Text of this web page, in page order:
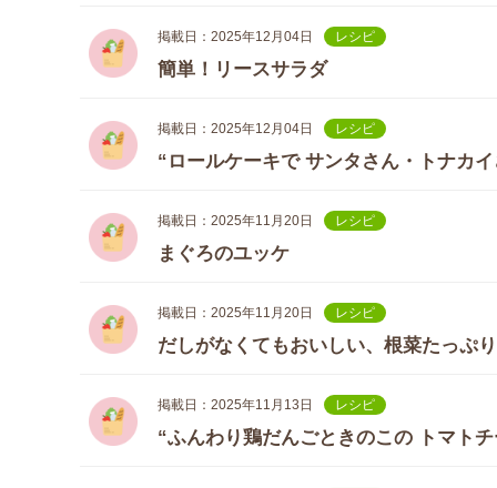
掲載日：2025年12月04日 レシピ
簡単！リースサラダ
掲載日：2025年12月04日 レシピ
“ロールケーキで サンタさん・トナカ
掲載日：2025年11月20日 レシピ
まぐろのユッケ
掲載日：2025年11月20日 レシピ
だしがなくてもおいしい、根菜たっぷ
掲載日：2025年11月13日 レシピ
“ふんわり鶏だんごときのこの トマト